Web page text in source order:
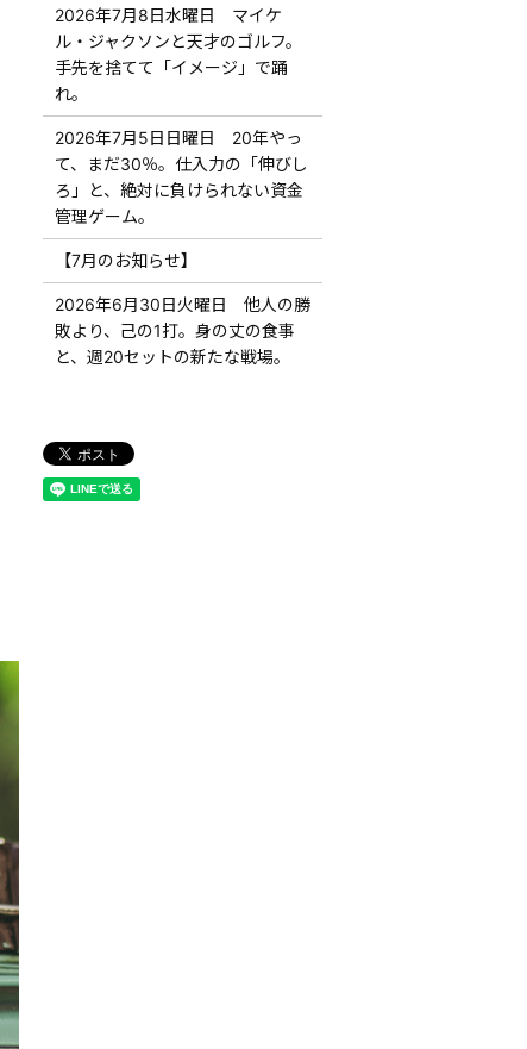
2026年7月8日水曜日 マイケ
ル・ジャクソンと天才のゴルフ。
手先を捨てて「イメージ」で踊
れ。
2026年7月5日日曜日 20年やっ
て、まだ30％。仕入力の「伸びし
ろ」と、絶対に負けられない資金
管理ゲーム。
【7月のお知らせ】
2026年6月30日火曜日 他人の勝
敗より、己の1打。身の丈の食事
と、週20セットの新たな戦場。